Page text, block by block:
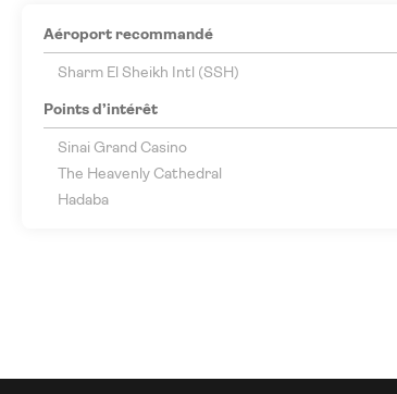
Aéroport recommandé
Sharm El Sheikh Intl (SSH)
Points d’intérêt
Sinai Grand Casino
The Heavenly Cathedral
Hadaba